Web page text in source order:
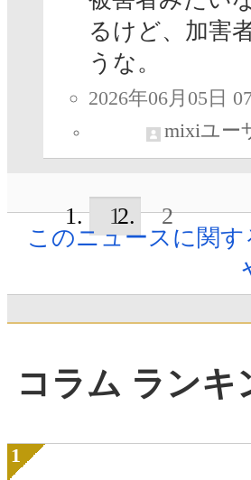
るけど、加害
うな。
2026年06月05日
mixiユー
1 2
このニュースに関
コラム ランキ